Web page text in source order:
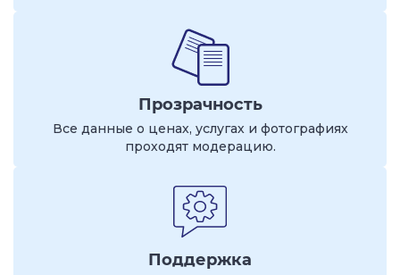
Прозрачность
Все данные о ценах, услугах и фотографиях
проходят модерацию.
Поддержка